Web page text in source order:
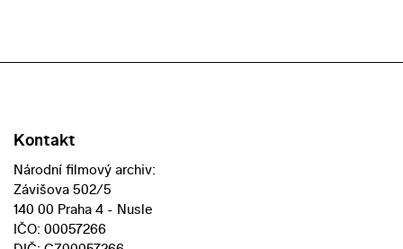
Kontakt
Národní filmový archiv:
Závišova 502/5
140 00 Praha 4 - Nusle
IČO: 00057266